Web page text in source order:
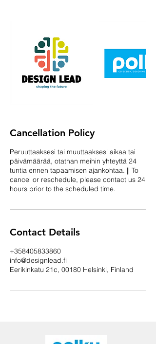
Cancellation Policy
Peruuttaaksesi tai muuttaaksesi aikaa tai
päivämäärää, otathan meihin yhteyttä 24
tuntia ennen tapaamisen ajankohtaa. || To
cancel or reschedule, please contact us 24
hours prior to the scheduled time.
Contact Details
+358405833860
info@designlead.fi
Eerikinkatu 21c, 00180 Helsinki, Finland